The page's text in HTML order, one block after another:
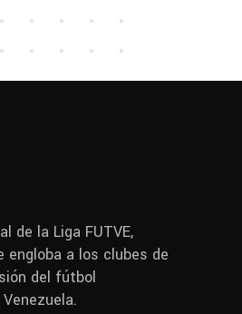
de la Liga FUTVE,
engloba a los clubes de
del fútbol